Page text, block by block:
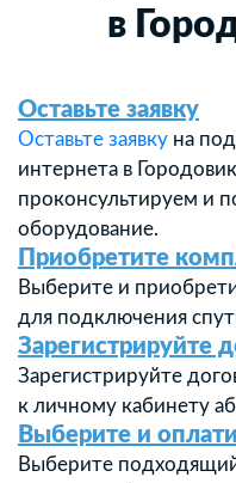
в
Оставьте заявку
Оставьте заявку на
интернета в
проконсультируем и
оборудование.
Приобретите
Выберите и
для подключения
Зарегистрируйте
Зарегистрируйте
к личному кабинету
Выберите и
Выберите